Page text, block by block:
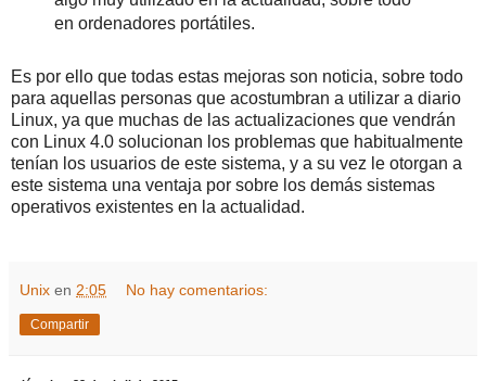
en ordenadores portátiles.
Es por ello que todas estas mejoras son noticia, sobre todo
para aquellas personas que acostumbran a utilizar a diario
Linux, ya que muchas de las actualizaciones que vendrán
con Linux 4.0 solucionan los problemas que habitualmente
tenían los usuarios de este sistema, y a su vez le otorgan a
este sistema una ventaja por sobre los demás sistemas
operativos existentes en la actualidad.
Unix en 2:05 No hay comentarios:
Compartir